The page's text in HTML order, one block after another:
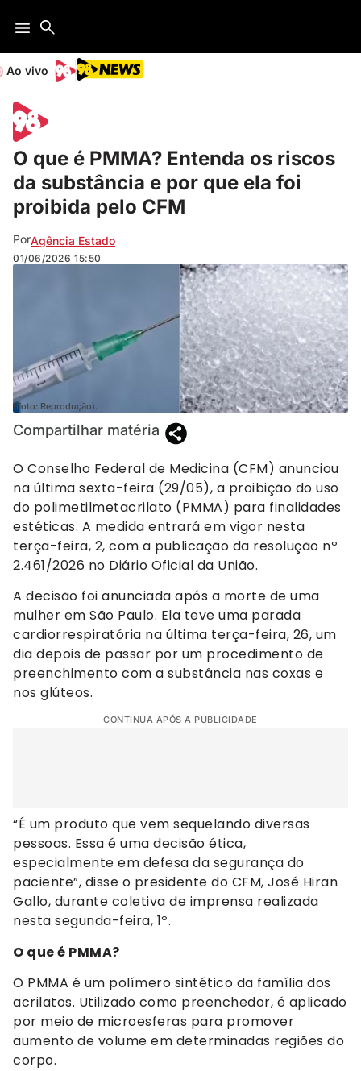
Ao vivo
O que é PMMA? Entenda os riscos
da substância e por que ela foi
proibida pelo CFM
PorAgência Estado
01/06/2026 15:50
(Foto: Reprodução).
Compartilhar matéria
O Conselho Federal de Medicina (CFM) anunciou
na última sexta-feira (29/05), a proibição do uso
do polimetilmetacrilato (PMMA) para finalidades
estéticas. A medida entrará em vigor nesta
terça-feira, 2, com a publicação da resolução nº
2.461/2026 no Diário Oficial da União.
A decisão foi anunciada após a morte de uma
mulher em São Paulo. Ela teve uma parada
cardiorrespiratória na última terça-feira, 26, um
dia depois de passar por um procedimento de
preenchimento com a substância nas coxas e
nos glúteos.
CONTINUA APÓS A PUBLICIDADE
“É um produto que vem sequelando diversas
pessoas. Essa é uma decisão ética,
especialmente em defesa da segurança do
paciente”, disse o presidente do CFM, José Hiran
Gallo, durante coletiva de imprensa realizada
nesta segunda-feira, 1º.
O que é PMMA?
O PMMA é um polímero sintético da família dos
acrilatos. Utilizado como preenchedor, é aplicado
por meio de microesferas para promover
aumento de volume em determinadas regiões do
corpo.